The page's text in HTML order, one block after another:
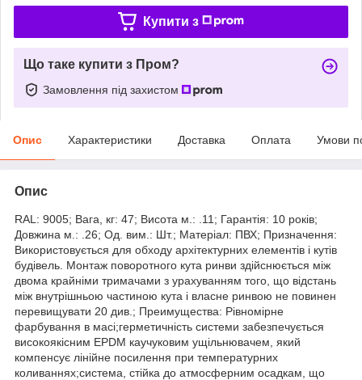
Купити з
Що таке купити з Пром?
Замовлення під захистом
Опис Характеристики Доставка Оплата Умови
Опис
RAL: 9005; Вага, кг: 47; Висота м.: .11; Гарантія: 10 років;
Довжина м.: .26; Од. вим.: Шт.; Матеріал: ПВХ; Призначення:
Використовується для обходу архітектурних елементів і кутів
будівель. Монтаж поворотного кута ринви здійснюється між
двома крайніми тримачами з урахуванням того, що відстань
між внутрішньою частиною кута і власне ринвою не повинен
перевищувати 20 див.; Преимущества: Рівномірне
фарбування в масі;герметичність системи забезпечується
високоякісним EPDM каучуковим ущільнювачем, який
компенсує лінійне посилення при температурних
коливаннях;система, стійка до атмосферним осадкам, що